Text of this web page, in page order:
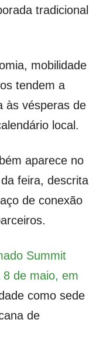
tradicional
mobilidade
tendem a
às vésperas de
local.
aparece no
feira, descrita
de conexão
Summit
de maio, em
como sede
de